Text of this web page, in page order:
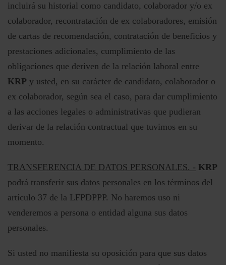
incluirá su historial como candidato, colaborador y/o ex
colaborador, recontratación de ex colaboradores, emisión
de cartas de recomendación, contratación de beneficios y
prestaciones adicionales, cumplimiento de las
obligaciones que deriven de la relación laboral entre
KRP y usted, en su carácter de candidato, colaborador o
ex colaborador, según sea el caso, para dar cumplimiento
a las acciones legales o administrativas que pudieran
derivar de la relación contractual que tuvimos en su
momento.
TRANSFERENCIA DE DATOS PERSONALES. - KRP
podrá transferir sus datos personales en los términos del
artículo 37 de la LFPDPPP. No haremos uso ni
venderemos a persona o entidad alguna sus datos
personales.
Si usted no manifiesta su oposición para que sus datos